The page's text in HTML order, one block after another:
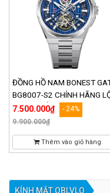
ĐỒNG HỒ NAM BONEST
BG8007-S2 CHÍNH HÃNG
TIM CƠ ĐẲNG CẤP
7.500.000₫
- 24%
9.900.000₫
Thêm vào giỏ hàng
KÍNH MẮT OBLVLO